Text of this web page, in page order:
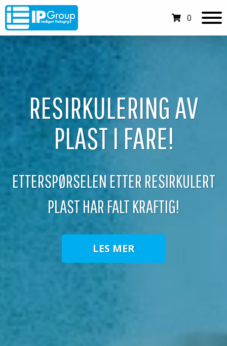
0
RESIRKULERING AV
PLAST I FARE!
ETTERSPØRSELEN ETTER RESIRKULERT
PLAST HAR FALT KRAFTIG!
LES MER